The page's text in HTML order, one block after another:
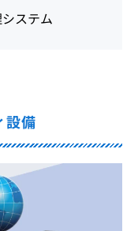
ステム
設備